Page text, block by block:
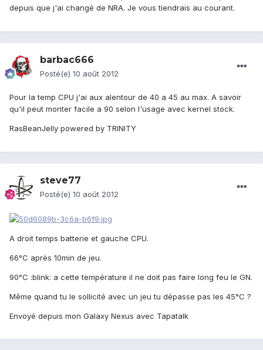
depuis que j'ai changé de NRA. Je vous tiendrais au courant.
barbac666
Posté(e) 10 août 2012
Pour la temp CPU j'ai aux alentour de 40 a 45 au max. A savoir
qu'il peut monter facile a 90 selon l'usage avec kernel stock.
RasBeanJelly powered by TRINITY
steve77
Posté(e) 10 août 2012
A droit temps batterie et gauche CPU.
66°C après 10min de jeu.
90°C :blink: a cette température il ne doit pas faire long feu le GN.
Même quand tu le sollicité avec un jeu tu dépasse pas les 45°C ?
Envoyé depuis mon Galaxy Nexus avec Tapatalk